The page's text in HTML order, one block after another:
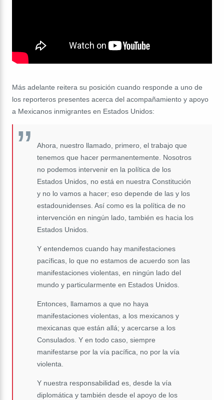
Más adelante reitera su posición cuando responde a uno de
los reporteros presentes acerca del acompañamiento y apoyo
a Mexicanos inmigrantes en Estados Unidos:
Ahora, nuestro llamado, primero, el trabajo que
tenemos que hacer permanentemente. Nosotros
no podemos intervenir en la política de los
Estados Unidos, no está en nuestra Constitución
y no lo vamos a hacer; eso depende de las y los
estadounidenses. Así como es la política de no
intervención en ningún lado, también es hacia los
Estados Unidos.
Y entendemos cuando hay manifestaciones
pacíficas, lo que no estamos de acuerdo son las
manifestaciones violentas, en ningún lado del
mundo y particularmente en Estados Unidos.
Entonces, llamamos a que no haya
manifestaciones violentas, a los mexicanos y
mexicanas que están allá; y acercarse a los
Consulados. Y en todo caso, siempre
manifestarse por la vía pacífica, no por la vía
violenta.
Y nuestra responsabilidad es, desde la vía
diplomática y también desde el apoyo de los